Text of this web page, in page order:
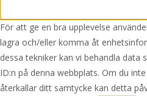
För att ge en bra upplevelse
lagra och/eller komma åt
dessa tekniker kan vi behandla data
ID:n på denna webbplats. Om du
återkallar ditt samtycke kan detta